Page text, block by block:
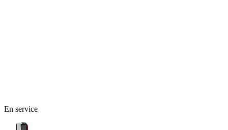
En service